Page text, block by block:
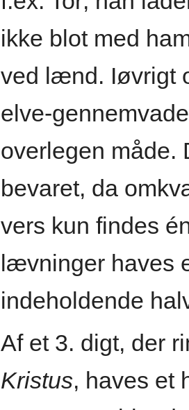
ikke blot med
ved lænd. Iøvrigt
elve-
overlegen måde.
bevaret, da
vers kun findes
lævninger haves
indeholdende
Af et 3. digt, der
Kristus, haves et